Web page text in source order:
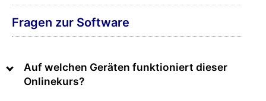
Fragen zur Software
Auf welchen Geräten funktioniert dieser
Onlinekurs?